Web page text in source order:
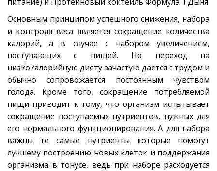
О­­­сновным принципом успешного снижения, набора
и контроля веса является сокращение количества
калорий, а в случае с набором увеличением,
поступающих с пищей. Но переход на
низкокалорийную диету зачастую даётся с трудом и
обычно сопровожается постоянным чувством
голода. Кроме того, сокращение потребляемой
пищи приводит к тому, что организм испытывает
сокращение поступаемых нутриентов, нужных для
его нормального функционирования. А для набора
важны те самые нутриенты которые помогут
лучшему построению новых клеток и поддержания
организма в тонусе, ведь при наборе расходуется